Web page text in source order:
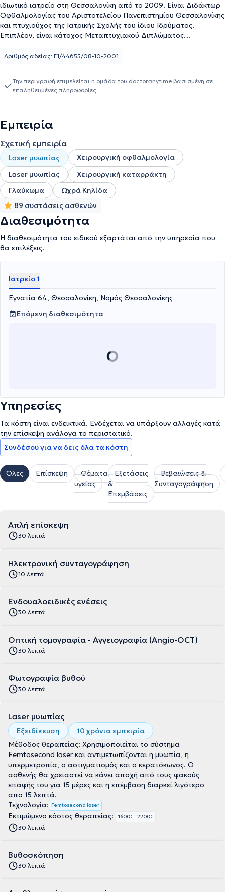
ιδιωτικό ιατρείο στη Θεσσαλονίκη από το 2009. Είναι Διδάκτωρ
Οφθαλμολογίας του Αριστοτελείου Πανεπιστημίου Θεσσαλονίκης
και πτυχιούχος της Ιατρικής Σχολής του ίδιου Ιδρύματος.
Επιπλέον, είναι κάτοχος Μεταπτυχιακού Διπλώματος
Σχολή Κοινωνικών Επιστημών του Ελληνικού Ανοικτού
Νοσοκομείου Θεσσαλονίκης ΑΧΕΠΑ, ενώ έχει εξειδικευθεί στην
Χειρουργική του Καταρράκτη και στη Διαθλαστική Χειρουργική
χειρουργικές επεμβάσεις καταρράκτη, γλαυκώματος, βλεφάρων,
αστιγματισμός) και θεραπευτικών Laser (Σακχαρώδης διαβήτης,
ωχροπάθεια, κ.α.). Είναι τακτικός συνεργάτης του ομίλου
Euromedica - Γενική Κλινική Θεσσαλονίκης, καθώς και των
περισσοτέρων ιδιωτικών κλινικών και οφθαλμολογικών κέντρων.
Έχει συμμετάσχει ως ομιλητής και έχει παρακολουθήσει πλήθος
επιστημονικών συνεδρίων, ενώ εργάστηκε σε πληθώρα
ερευνητικών προγραμμάτων και μελετών από τα οποία έχουν
προκύψει σημαντικές δημοσιευμένες εργασίες. Τέλος, ο γιατρός
είναι μέλος της European Society of Cataract and Refractive
Surgeons, της Ελληνικής Εταιρείας Ενδοφακών και Διαθλαστικής
Χειρουργικής, της Οφθαλμολογικής Εταιρείας Βορείου Ελλάδος,
Νήσων Βορείου Αιγαίου.
Αριθμός αδείας: Γ1/44655/08-10-2001
Την περιγραφή επιμελείται η ομάδα του doctoranytime βασισμένη σε
επαληθευμένες πληροφορίες.
Εμπειρία
Σχετική εμπειρία
Laser μυωπίας
Χειρουργική οφθαλμολογία
Laser μυωπίας
Χειρουργική καταρράκτη
Γλαύκωμα
Ωχρά Κηλίδα
89 συστάσεις ασθενών
Διαθεσιμότητα
Η διαθεσιμότητα του ειδικού εξαρτάται από την υπηρεσία που
θα επιλέξεις.
Ιατρείο 1
Εγνατία 64, Θεσσαλονίκη, Νομός Θεσσαλονίκης
Επόμενη διαθεσιμότητα
Υπηρεσίες
Τα κόστη είναι ενδεικτικά. Ενδέχεται να υπάρξουν αλλαγές κατά
την επίσκεψη ανάλογα το περιστατικό.
Συνδέσου για να δεις όλα τα κόστη
Όλες Επίσκεψη
Θέματα
υγείας
Εξετάσεις
&
Επεμβάσεις
Βεβαιώσεις &
Συνταγογράφηση
Απλή επίσκεψη
30 λεπτά
Ηλεκτρονική συνταγογράφηση
10 λεπτά
Ενδουαλοειδικές ενέσεις
30 λεπτά
Οπτική τομογραφία - Αγγειογραφία (Angio-OCT)
30 λεπτά
Φωτογραφία βυθού
30 λεπτά
Laser μυωπίας
Εξειδίκευση
10 χρόνια εμπειρία
Μέθοδος θεραπείας: Χρησιμοποιείται το σύστημα
Femtosecond laser και αντιμετωπίζονται η μυωπία, η
υπερμετροπία, ο αστιγματισμός και ο κερατόκωνος. Ο
ασθενής θα χρειαστεί να κάνει αποχή από τους φακούς
επαφής του για 15 μέρες και η επέμβαση διαρκεί λιγότερο
απο 15 λεπτά.
Τεχνολογία: Femtosecond laser
Εκτιμώμενο κόστος θεραπείας: 1600€ - 2200€
30 λεπτά
Βυθοσκόπηση
30 λεπτά